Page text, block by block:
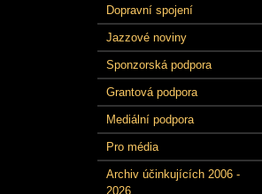
Dopravní spojení
Jazzové noviny
Sponzorská podpora
Grantová podpora
Mediální podpora
Pro média
Archiv účinkujících 2006 -
2026